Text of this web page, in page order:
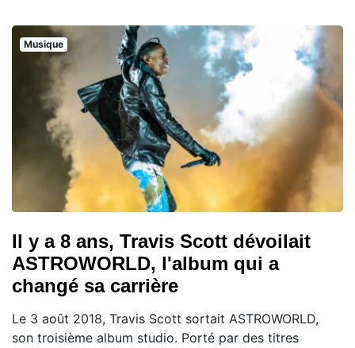
Musique
Il y a 8 ans, Travis Scott dévoilait
ASTROWORLD, l'album qui a
changé sa carrière
Le 3 août 2018, Travis Scott sortait ASTROWORLD,
son troisième album studio. Porté par des titres